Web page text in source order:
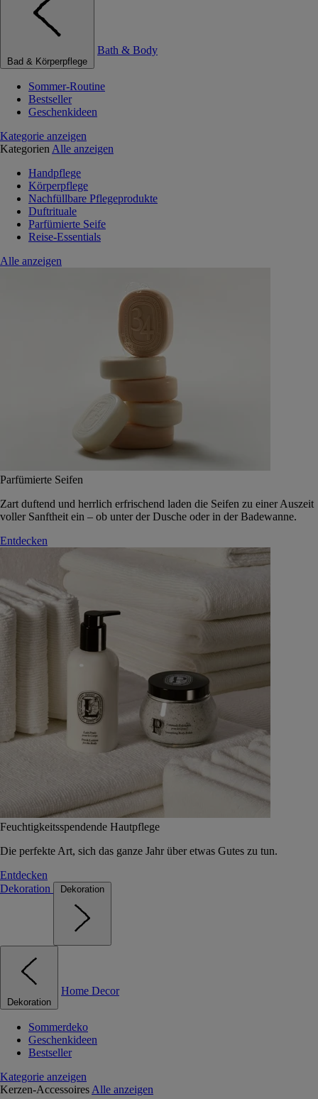
Bad & Körperpflege
Bath & Body
Sommer-Routine
Bestseller
Geschenkideen
Kategorie anzeigen
Kategorien Alle anzeigen
Handpflege
Körperpflege
Nachfüllbare Pflegeprodukte
Duftrituale
Parfümierte Seife
Reise-Essentials
Alle anzeigen
Parfümierte Seifen
Zart duftend und herrlich erfrischend laden die Seifen zu einer Auszeit
voller Sanftheit ein – ob unter der Dusche oder in der Badewanne.
Entdecken
Feuchtigkeitsspendende Hautpflege
Die perfekte Art, sich das ganze Jahr über etwas Gutes zu tun.
Entdecken
Dekoration
Dekoration
Dekoration
Home Decor
Sommerdeko
Geschenkideen
Bestseller
Kategorie anzeigen
Kerzen-Accessoires Alle anzeigen